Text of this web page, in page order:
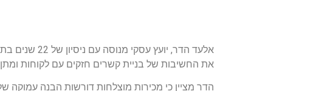
אלעד הדר,
את החשיבות של בניית קשרים חזקים עם לקוחות
הדר מציין כי מכירות מוצלחות דורשות הבנה